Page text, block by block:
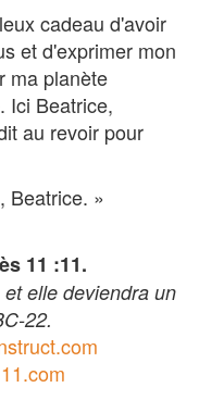
cadeau d'avoir
et d'exprimer mon
ma planète
Ici Beatrice,
au revoir pour
Beatrice. »
11 :11.
elle deviendra un
22.